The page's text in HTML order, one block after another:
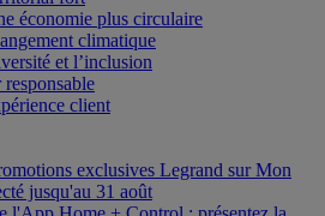
économie plus circulaire
climatique
et l’inclusion
client
exclusives Legrand sur Mon
jusqu'au 31 août